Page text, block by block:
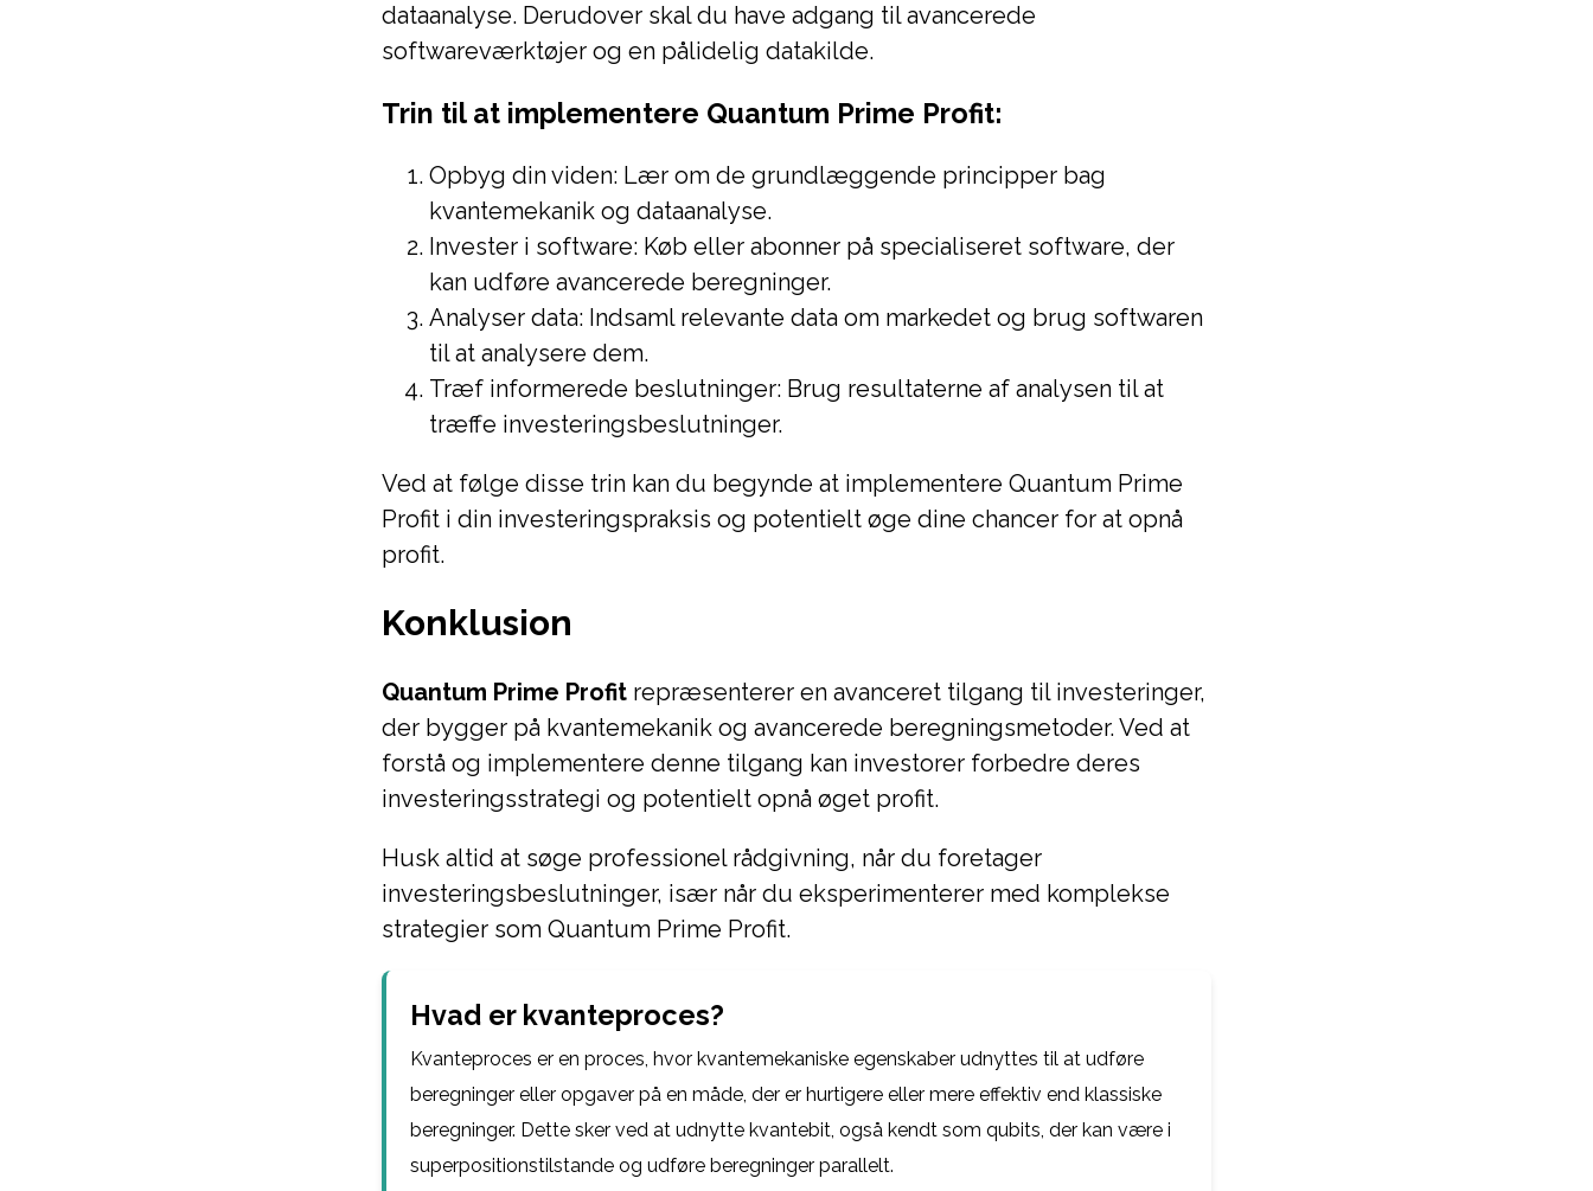
dataanalyse. Derudover skal du have adgang til avancerede
softwareværktøjer og en pålidelig datakilde.
Trin til at implementere Quantum Prime Profit:
Opbyg din viden: Lær om de grundlæggende principper bag
kvantemekanik og dataanalyse.
Invester i software: Køb eller abonner på specialiseret software, der
kan udføre avancerede beregninger.
Analyser data: Indsaml relevante data om markedet og brug softwaren
til at analysere dem.
Træf informerede beslutninger: Brug resultaterne af analysen til at
træffe investeringsbeslutninger.
Ved at følge disse trin kan du begynde at implementere Quantum Prime
Profit i din investeringspraksis og potentielt øge dine chancer for at opnå
profit.
Konklusion
Quantum Prime Profit repræsenterer en avanceret tilgang til investeringer,
der bygger på kvantemekanik og avancerede beregningsmetoder. Ved at
forstå og implementere denne tilgang kan investorer forbedre deres
investeringsstrategi og potentielt opnå øget profit.
Husk altid at søge professionel rådgivning, når du foretager
investeringsbeslutninger, især når du eksperimenterer med komplekse
strategier som Quantum Prime Profit.
Hvad er kvanteproces?
Kvanteproces er en proces, hvor kvantemekaniske egenskaber udnyttes til at udføre
beregninger eller opgaver på en måde, der er hurtigere eller mere effektiv end klassiske
beregninger. Dette sker ved at udnytte kvantebit, også kendt som qubits, der kan være i
superpositionstilstande og udføre beregninger parallelt.